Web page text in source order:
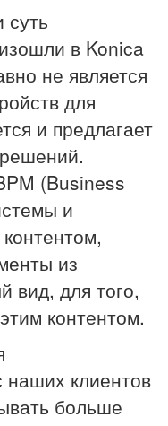
суть
в Konica
не является
для
и предлагает
(Business
и
из
вид, для того,
контентом.
клиентов
больше